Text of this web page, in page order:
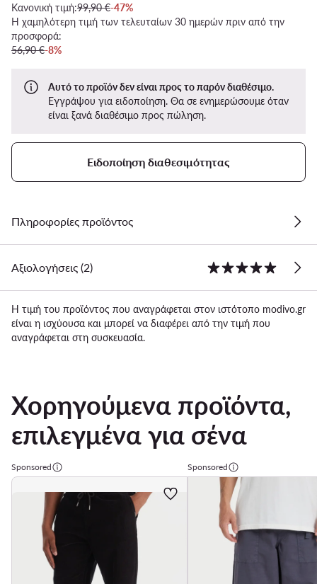
Κανονική τιμή:99,90 €-47%
Η χαμηλότερη τιμή των τελευταίων 30 ημερών πριν από την
προσφορά:
56,90 €-8%
Αυτό το προϊόν δεν είναι προς το παρόν διαθέσιμο.
Εγγράψου για ειδοποίηση. Θα σε ενημερώσουμε όταν
είναι ξανά διαθέσιμο προς πώληση.
Ειδοποίηση διαθεσιμότητας
Πληροφορίες προϊόντος
Αξιολογήσεις (2)
Η τιμή του προϊόντος που αναγράφεται στον ιστότοπο modivo.gr
είναι η ισχύουσα και μπορεί να διαφέρει από την τιμή που
αναγράφεται στη συσκευασία.
Χορηγούμενα προϊόντα,
επιλεγμένα για σένα
Sponsored Sponsored